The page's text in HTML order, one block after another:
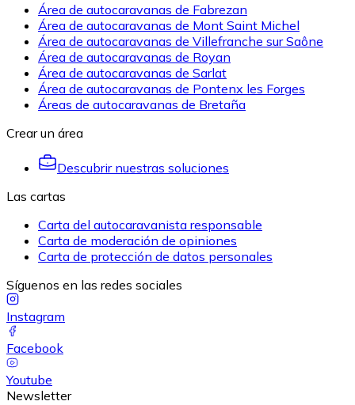
Área de autocaravanas de Fabrezan
Área de autocaravanas de Mont Saint Michel
Área de autocaravanas de Villefranche sur Saône
Área de autocaravanas de Royan
Área de autocaravanas de Sarlat
Área de autocaravanas de Pontenx les Forges
Áreas de autocaravanas de Bretaña
Crear un área
Descubrir nuestras soluciones
Las cartas
Carta del autocaravanista responsable
Carta de moderación de opiniones
Carta de protección de datos personales
Síguenos en las redes sociales
Instagram
Facebook
Youtube
Newsletter